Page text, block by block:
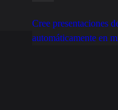
Cree presentaciones
automáticamente en